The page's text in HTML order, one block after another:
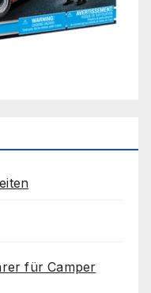
für Camper